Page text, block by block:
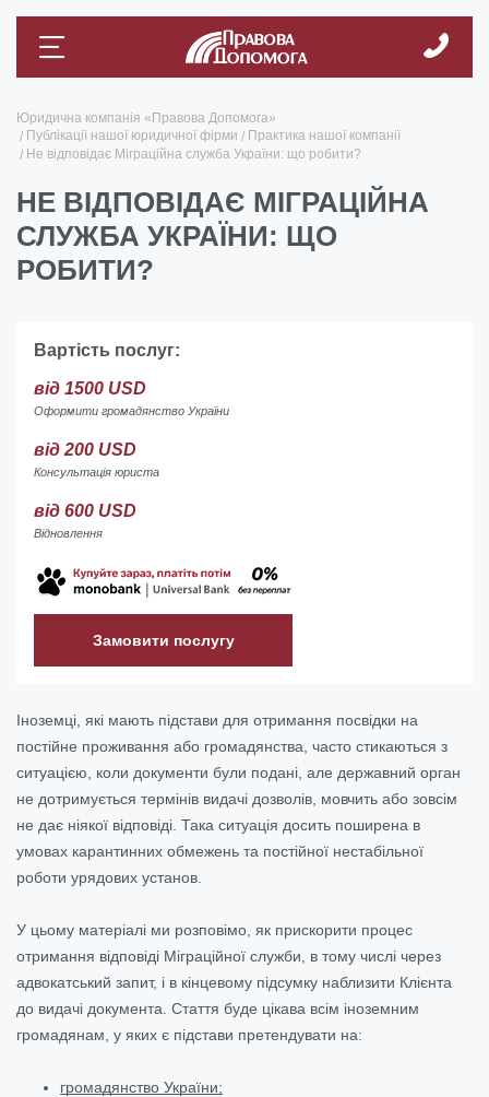
Юридична компанія «Правова Допомога»
Публікації нашої юридичної фірми
Практика нашої компанії
Не відповідає Міграційна служба України: що робити?
НЕ ВІДПОВІДАЄ МІГРАЦІЙНА
СЛУЖБА УКРАЇНИ: ЩО
РОБИТИ?
Вартість послуг:
від 1500 USD
Оформити громадянство України
від 200 USD
Консультація юриста
від 600 USD
Відновлення
Замовити послугу
Іноземці, які мають підстави для отримання посвідки на
постійне проживання або громадянства, часто стикаються з
ситуацією, коли документи були подані, але державний орган
не дотримується термінів видачі дозволів, мовчить або зовсім
не дає ніякої відповіді. Така ситуація досить поширена в
умовах карантинних обмежень та постійної нестабільної
роботи урядових установ.
У цьому матеріалі ми розповімо, як прискорити процес
отримання відповіді Міграційної служби, в тому числі через
адвокатський запит, і в кінцевому підсумку наблизити Клієнта
до видачі документа. Стаття буде цікава всім іноземним
громадянам, у яких є підстави претендувати на:
громадянство України;